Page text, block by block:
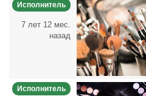
Исполнитель
7 лет 12 мес.
назад
Исполнитель